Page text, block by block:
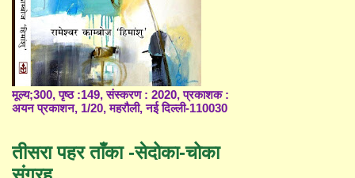
मूल्य;300, पृष्ठ :149, संस्करण : 2020, प्रकाशक :
अयन प्रकाशन, 1/20, महरौली, नई दिल्ली-110030
तीसरा पहर ताँका -सेदोका-चोका